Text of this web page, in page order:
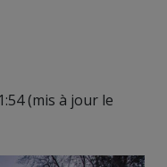
(mis à jour le